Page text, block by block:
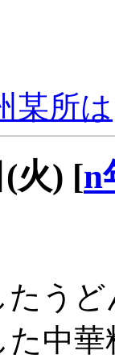
某所は
火) [n
う
中華